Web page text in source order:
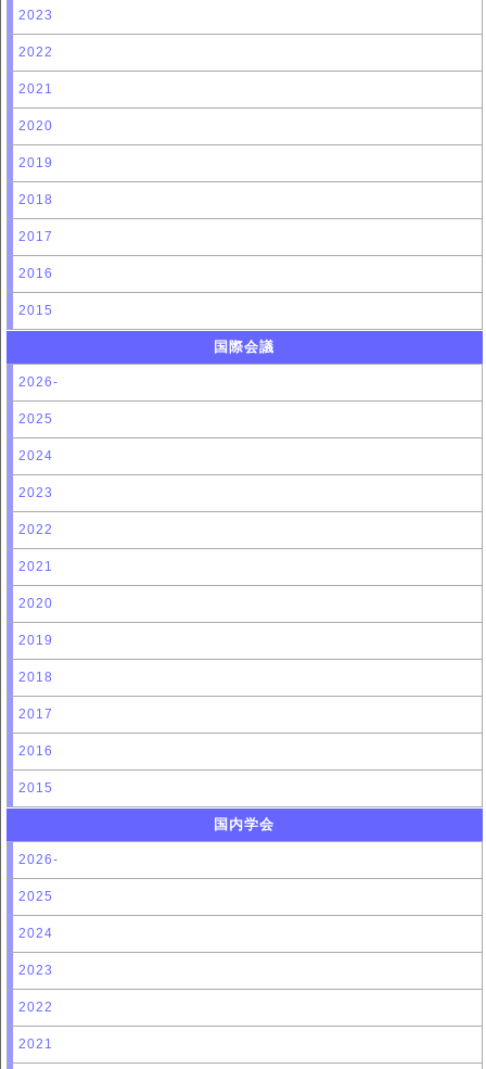
2023
2022
2021
2020
2019
2018
2017
2016
2015
国際会議
2026-
2025
2024
2023
2022
2021
2020
2019
2018
2017
2016
2015
国内学会
2026-
2025
2024
2023
2022
2021